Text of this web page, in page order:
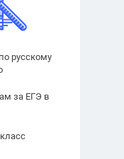
русскому
за ЕГЭ в